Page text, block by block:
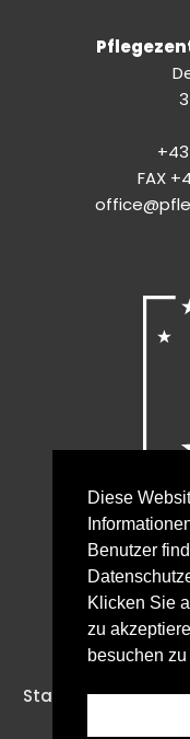
FAX
Mo., Di.,
Mi.
Startseite
Diese
Benutzer
Klicken Sie
zu
besuchen